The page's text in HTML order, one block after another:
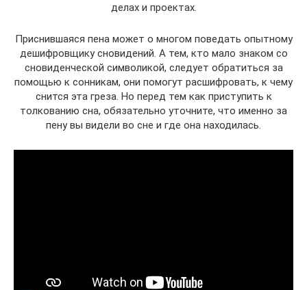
делах и проектах.
Приснившаяся пена может о многом поведать опытному
дешифровщику сновидений. А тем, кто мало знаком со
сновиденческой символикой, следует обратиться за
помощью к сонникам, они помогут расшифровать, к чему
снится эта греза. Но перед тем как приступить к
толкованию сна, обязательно уточните, что именно за
пену вы видели во сне и где она находилась.